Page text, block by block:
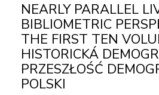
NEARLY PARALLEL
BIBLIOMETRIC
THE FIRST TEN
HISTORICKÁ
PRZESZŁOŚĆ
POLSKI